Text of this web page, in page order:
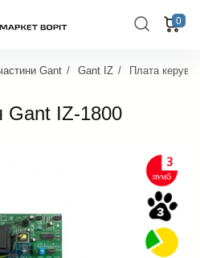
0
Gant Gant IZ Плата
Gant IZ-1800